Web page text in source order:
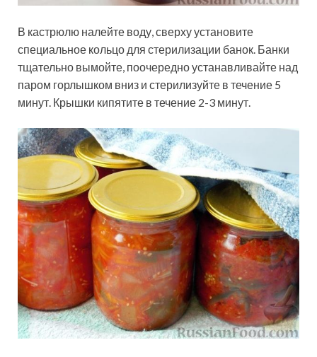
В кастрюлю налейте воду, сверху установите
специальное кольцо для стерилизации банок. Банки
тщательно вымойте, поочередно устанавливайте над
паром горлышком вниз и стерилизуйте в течение 5
минут. Крышки кипятите в течение 2-3 минут.